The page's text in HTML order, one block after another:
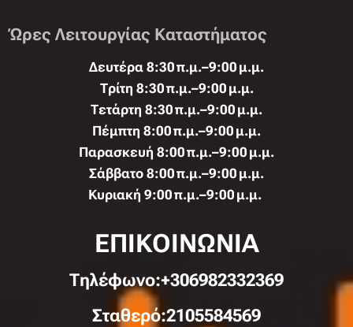
Ώρες Λειτουργίας Καταστήματος
Δευτέρα 8:30 π.μ.–9:00 μ.μ.
Τρίτη 8:30 π.μ.–9:00 μ.μ.
Τετάρτη 8:30 π.μ.–9:00 μ.μ.
Πέμπτη 8:00 π.μ.–9:00 μ.μ.
Παρασκευή 8:00 π.μ.–9:00 μ.μ.
Σάββατο 8:00 π.μ.–9:00 μ.μ.
Κυριακή 9:00 π.μ.–9:00 μ.μ.
ΕΠΙΚΟΙΝΩΝΙΑ
Τηλέφωνo:+306982332369
Σταθερό:2105584569